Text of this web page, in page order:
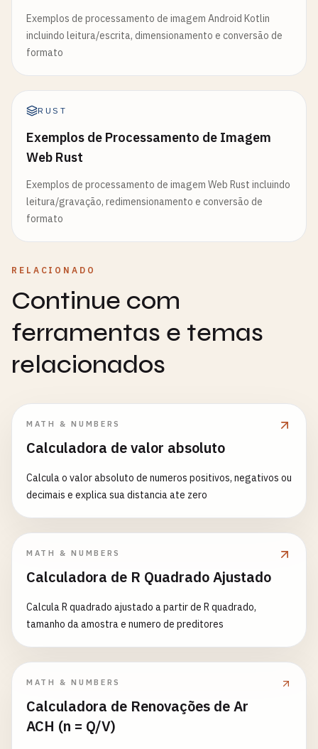
Exemplos de processamento de imagem Android Kotlin
incluindo leitura/escrita, dimensionamento e conversão de
formato
RUST
Exemplos de Processamento de Imagem
Web Rust
Exemplos de processamento de imagem Web Rust incluindo
leitura/gravação, redimensionamento e conversão de
formato
RELACIONADO
Continue com
ferramentas e temas
relacionados
MATH & NUMBERS
Calculadora de valor absoluto
Calcula o valor absoluto de numeros positivos, negativos ou
decimais e explica sua distancia ate zero
MATH & NUMBERS
Calculadora de R Quadrado Ajustado
Calcula R quadrado ajustado a partir de R quadrado,
tamanho da amostra e numero de preditores
MATH & NUMBERS
Calculadora de Renovações de Ar
ACH (n = Q/V)